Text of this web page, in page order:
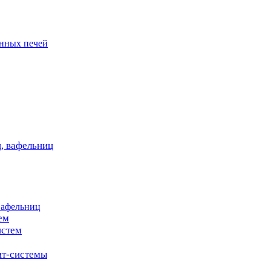
вафельниц
системы
печей